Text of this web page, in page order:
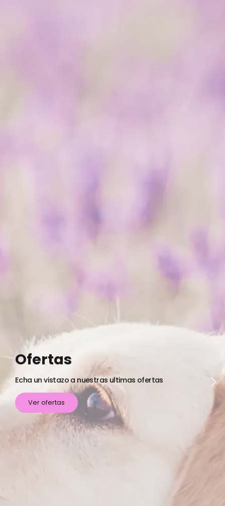
Ofertas
Echa un vistazo a nuestras ultimas ofertas
Ver ofertas